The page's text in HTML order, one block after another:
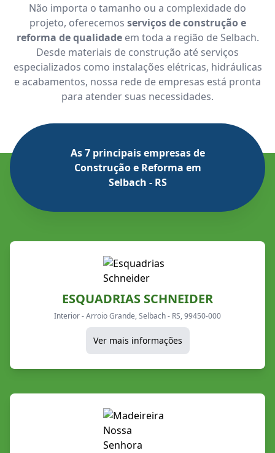
Não importa o tamanho ou a complexidade do
projeto, oferecemos serviços de construção e
reforma de qualidadeem toda a região de Selbach.
Desde materiais de construção até serviços
especializados como instalações elétricas, hidráulicas
e acabamentos, nossa rede de empresas está pronta
para atender suas necessidades.
As 7 principais empresas de
Construção e Reforma em
Selbach - RS
ESQUADRIAS SCHNEIDER
Interior - Arroio Grande, Selbach - RS, 99450-000
Ver mais informações